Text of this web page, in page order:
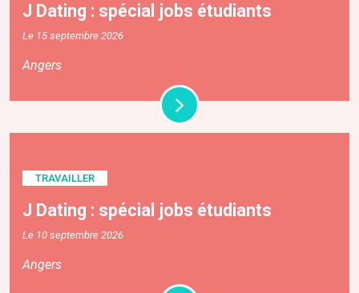
J Dating : spécial jobs étudiants
Le 15 septembre 2026
Angers
TRAVAILLER
J Dating : spécial jobs étudiants
Le 10 septembre 2026
Angers